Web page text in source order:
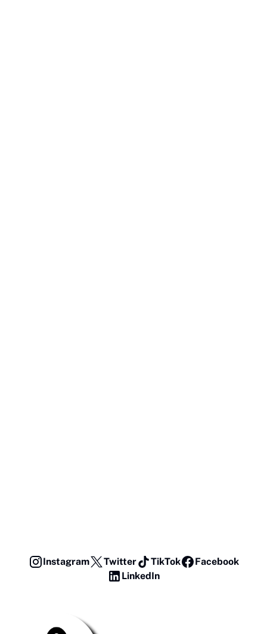
Instagram Twitter TikTok
Facebook
LinkedIn